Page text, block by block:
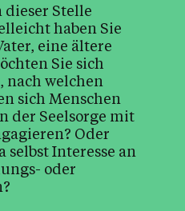
dieser Stelle
haben Sie
eine ältere
Sie sich
welchen
sich Menschen
der Seelsorge mit
Oder
selbst Interesse an
oder